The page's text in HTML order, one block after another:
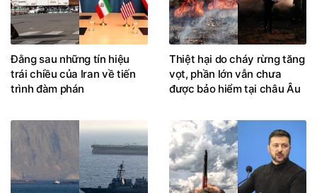
Đằng sau những tín hiệu
trái chiều của Iran về tiến
trình đàm phán
Thiệt hại do cháy rừng tăng
vọt, phần lớn vẫn chưa
được bảo hiểm tại châu Âu